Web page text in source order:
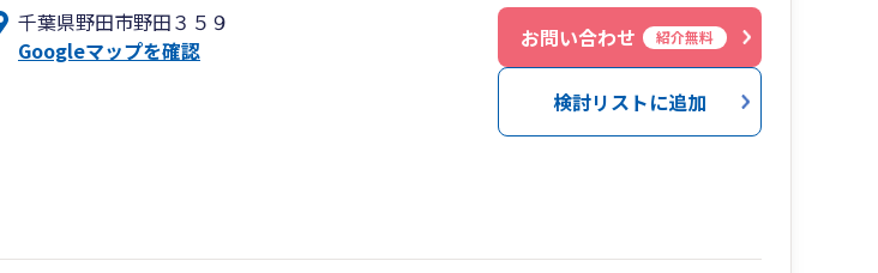
千葉県野田市野田３５９
Googleマップを確認
お問い合わせ 紹介無料
検討リストに追加